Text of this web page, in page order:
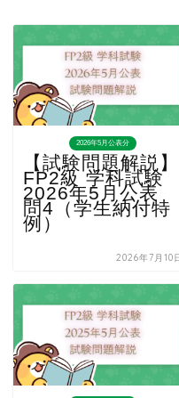
2026年5月公表分
【試験問題解説】
FP2級 学科試験
2026年5月公表
問4（学生納付特
例）
2026年7月10